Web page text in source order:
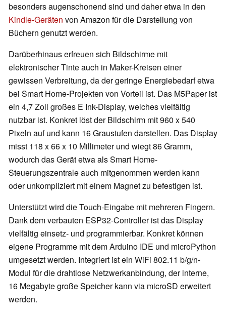
besonders augenschonend sind und daher etwa in den
Kindle-Geräten von Amazon für die Darstellung von
Büchern genutzt werden.
Darüberhinaus erfreuen sich Bildschirme mit
elektronischer Tinte auch in Maker-Kreisen einer
gewissen Verbreitung, da der geringe Energiebedarf etwa
bei Smart Home-Projekten von Vorteil ist. Das M5Paper ist
ein 4,7 Zoll großes E Ink-Display, welches vielfältig
nutzbar ist. Konkret löst der Bildschirm mit 960 x 540
Pixeln auf und kann 16 Graustufen darstellen. Das Display
misst 118 x 66 x 10 Millimeter und wiegt 86 Gramm,
wodurch das Gerät etwa als Smart Home-
Steuerungszentrale auch mitgenommen werden kann
oder unkompliziert mit einem Magnet zu befestigen ist.
Unterstützt wird die Touch-Eingabe mit mehreren Fingern.
Dank dem verbauten ESP32-Controller ist das Display
vielfältig einsetz- und programmierbar. Konkret können
eigene Programme mit dem Arduino IDE und microPython
umgesetzt werden. Integriert ist ein WiFi 802.11 b/g/n-
Modul für die drahtlose Netzwerkanbindung, der interne,
16 Megabyte große Speicher kann via microSD erweitert
werden.